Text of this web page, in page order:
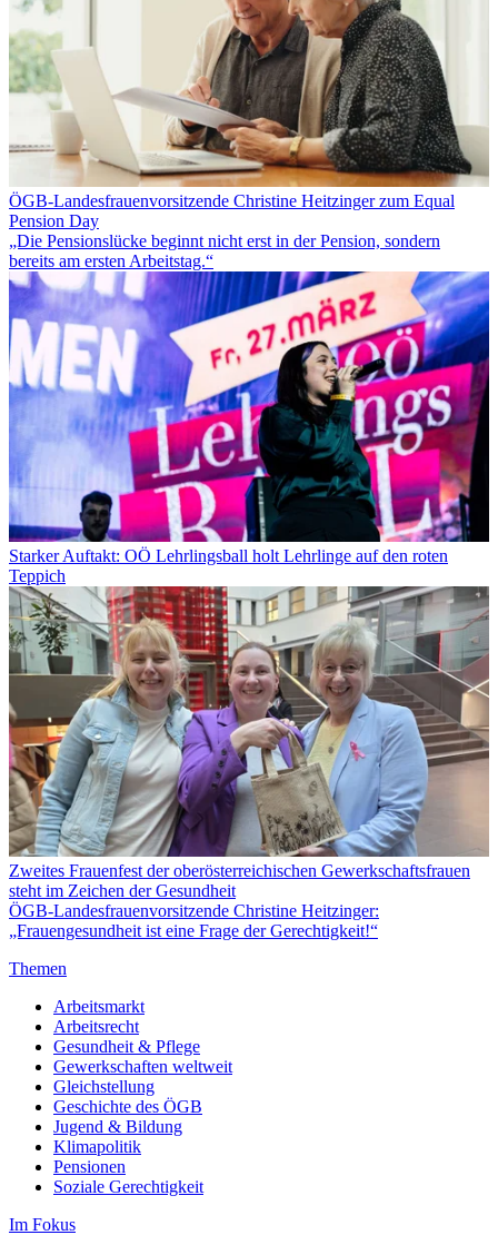
ÖGB-Landesfrauenvorsitzende Christine Heitzinger zum Equal
Pension Day
„Die Pensionslücke beginnt nicht erst in der Pension, sondern
bereits am ersten Arbeitstag.“
Starker Auftakt: OÖ Lehrlingsball holt Lehrlinge auf den roten
Teppich
Zweites Frauenfest der oberösterreichischen Gewerkschaftsfrauen
steht im Zeichen der Gesundheit
ÖGB-Landesfrauenvorsitzende Christine Heitzinger:
„Frauengesundheit ist eine Frage der Gerechtigkeit!“
Themen
Arbeitsmarkt
Arbeitsrecht
Gesundheit & Pflege
Gewerkschaften weltweit
Gleichstellung
Geschichte des ÖGB
Jugend & Bildung
Klimapolitik
Pensionen
Soziale Gerechtigkeit
Im Fokus